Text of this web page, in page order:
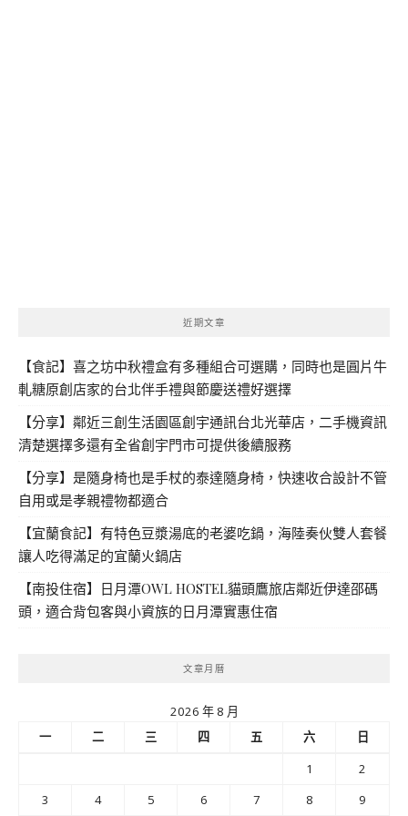
近期文章
【食記】喜之坊中秋禮盒有多種組合可選購，同時也是圓片牛
軋糖原創店家的台北伴手禮與節慶送禮好選擇
【分享】鄰近三創生活園區創宇通訊台北光華店，二手機資訊
清楚選擇多還有全省創宇門市可提供後續服務
【分享】是隨身椅也是手杖的泰達隨身椅，快速收合設計不管
自用或是孝親禮物都適合
【宜蘭食記】有特色豆漿湯底的老婆吃鍋，海陸奏伙雙人套餐
讓人吃得滿足的宜蘭火鍋店
【南投住宿】日月潭OWL HOSTEL貓頭鷹旅店鄰近伊達邵碼
頭，適合背包客與小資族的日月潭實惠住宿
文章月曆
2026 年 8 月
一
二 三 四 五 六
日
1
2
3
4 5 6 7 8
9